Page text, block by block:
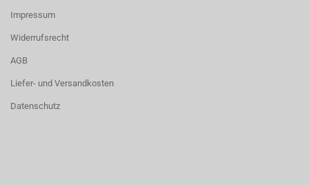
Impressum
Widerrufsrecht
AGB
Liefer- und Versandkosten
Datenschutz